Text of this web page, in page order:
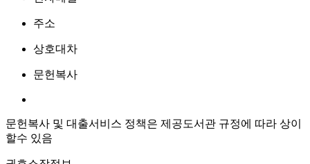
주소
상호대차
문헌복사
문헌복사 및 대출서비스 정책은 제공도서관 규정에 따라 상이
할수 있음